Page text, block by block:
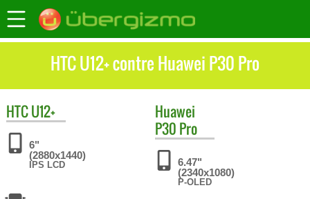
HTC U12+ contre Huawei P30 Pro
HTCU12+
6"
(2880x1440)
IPS LCD
Huawei
P30 Pro
6.47"
(2340x1080)
P-OLED